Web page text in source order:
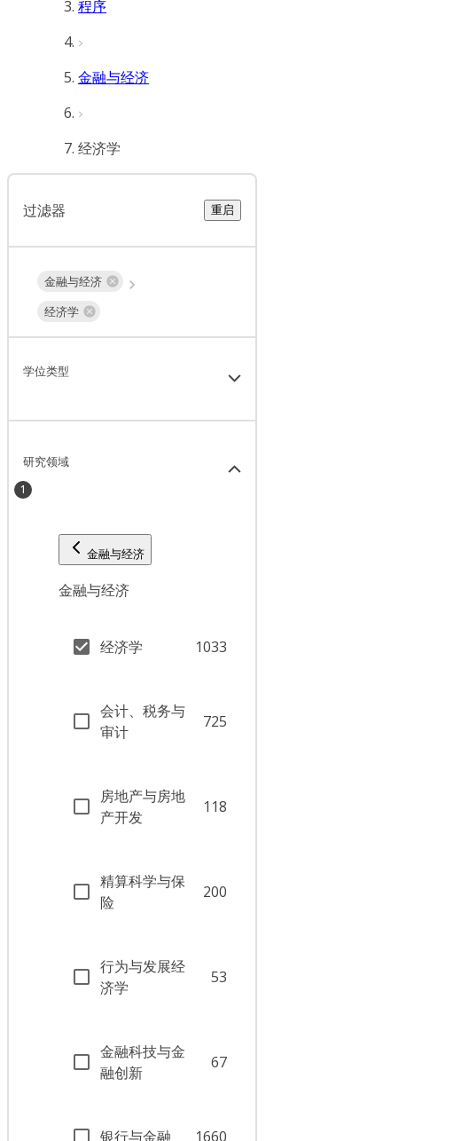
程序
金融与经济
经济学
过滤器 重启
金融与经济
经济学
学位类型
研究领域
1
金融与经济
金融与经济
经济学 1033
会计、税务与
审计
725
房地产与房地
产开发
118
精算科学与保
险
200
行为与发展经
济学
53
金融科技与金
融创新
67
银行与金融 1660